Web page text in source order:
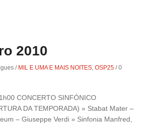
2010
/ MIL E UMA E MAIS NOITES, OSP25 /0
CONCERTO SINFÓNICO
DA TEMPORADA) » Stabat Mater –
– Giuseppe Verdi » Sinfonia Manfred,